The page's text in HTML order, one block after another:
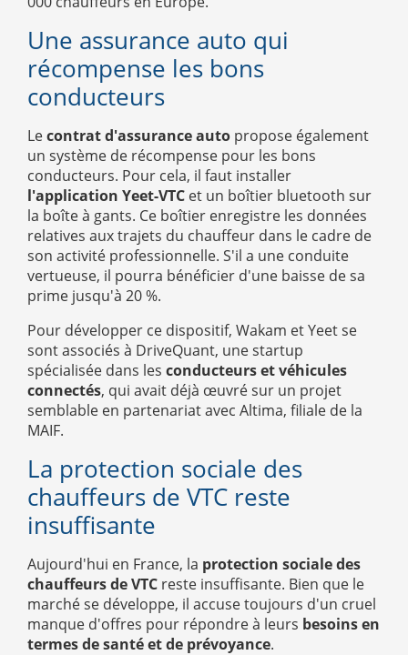
Une assurance auto qui
récompense les bons
conducteurs
Lecontrat d'assurance auto propose également
un système de récompense pour les bons
conducteurs. Pour cela, il faut installer
l'application Yeet-VTC et un boîtier bluetooth sur
la boîte à gants. Ce boîtier enregistre les données
relatives aux trajets du chauffeur dans le cadre de
son activité professionnelle. S'il a une conduite
vertueuse, il pourra bénéficier d'une baisse de sa
prime jusqu'à 20 %.
Pour développer ce dispositif, Wakam et Yeet se
sont associés à DriveQuant, une startup
spécialisée dans les conducteurs et véhicules
connectés, qui avait déjà œuvré sur un projet
semblable en partenariat avec Altima, filiale de la
MAIF.
La protection sociale des
chauffeurs de VTC reste
insuffisante
Aujourd'hui en France, la protection sociale des
chauffeurs de VTC reste insuffisante. Bien que le
marché se développe, il accuse toujours d'un cruel
manque d'offres pour répondre à leurs besoins en
termes de santé et de prévoyance.